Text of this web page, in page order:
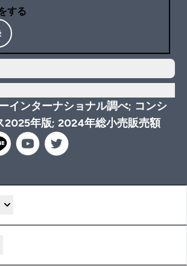
する
インターナショナル調べ; コンシ
2025年版; 2024年総小売販売額